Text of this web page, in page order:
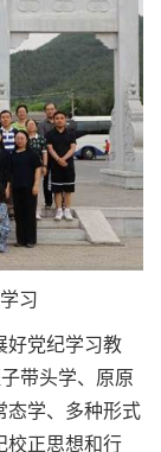
习
好党纪学习教
带头学、原原
态学、多种形式
校正思想和行